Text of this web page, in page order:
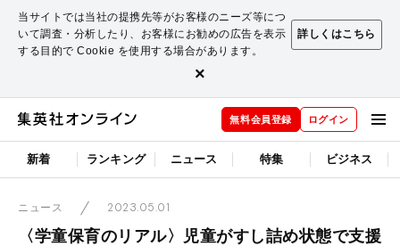
当サイトでは当社の提携先等がお客様のニーズ等につ
いて調査・分析したり、お客様にお勧めの広告を表示
する目的で Cookie を使用する場合があります。
詳しくはこちら
×
無料会員登録 ログイン
新着 ランキング ニュース 特集 ビジネス
ニュース 2023.05.01
〈学童保育のリアル〉児童がすし詰め状態で支援